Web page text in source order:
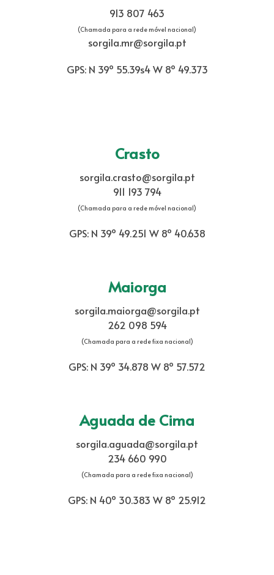
913 807 463
(Chamada para a rede móvel nacional)
sorgila.mr@sorgila.pt
GPS: N 39º 55.39s4 W 8º 49.373
Crasto
sorgila.crasto@sorgila.pt
911 193 794
(Chamada para a rede móvel nacional)
GPS: N 39º 49.251 W 8º 40.638
Maiorga
sorgila.maiorga@sorgila.pt
262 098 594
(Chamada para a rede fixa nacional)
GPS: N 39º 34.878 W 8º 57.572
Aguada de Cima
sorgila.aguada@sorgila.pt
234 660 990
(Chamada para a rede fixa nacional)
GPS: N 40º 30.383 W 8º 25.912